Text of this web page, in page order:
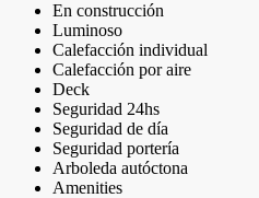
En construcción
Luminoso
Calefacción individual
Calefacción por aire
Deck
Seguridad 24hs
Seguridad de día
Seguridad portería
Arboleda autóctona
Amenities